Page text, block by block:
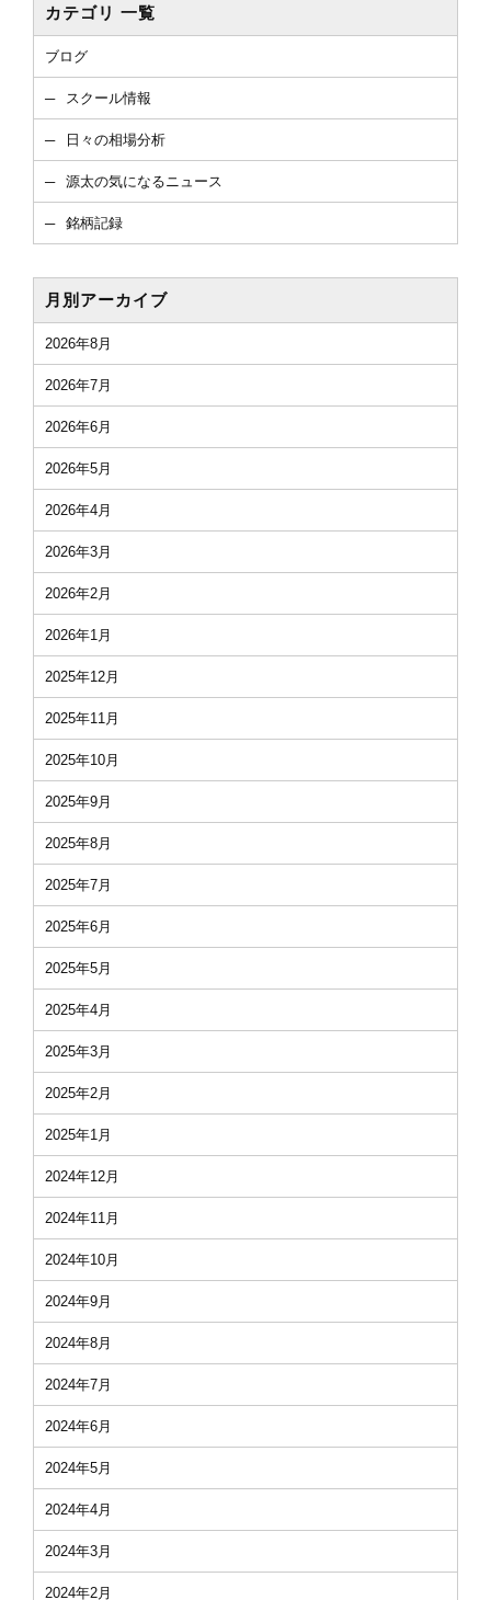
カテゴリ 一覧
ブログ
スクール情報
日々の相場分析
源太の気になるニュース
銘柄記録
月別アーカイブ
2026年8月
2026年7月
2026年6月
2026年5月
2026年4月
2026年3月
2026年2月
2026年1月
2025年12月
2025年11月
2025年10月
2025年9月
2025年8月
2025年7月
2025年6月
2025年5月
2025年4月
2025年3月
2025年2月
2025年1月
2024年12月
2024年11月
2024年10月
2024年9月
2024年8月
2024年7月
2024年6月
2024年5月
2024年4月
2024年3月
2024年2月